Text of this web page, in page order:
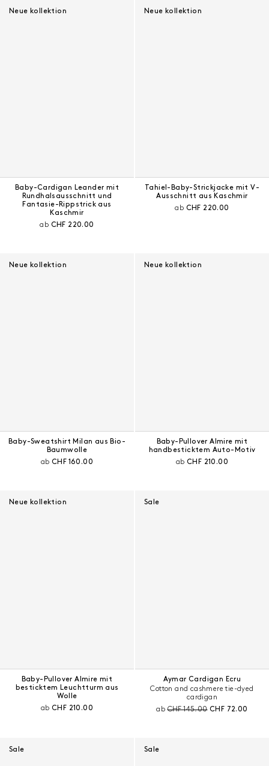
Neue kollektion
Baby-Cardigan Leander mit
Rundhalsausschnitt und
Fantasie-Rippstrick aus
Kaschmir
ab Aktueller Preis:
CHF 220.00
Neue kollektion
Tahiel-Baby-Strickjacke mit V-
Ausschnitt aus Kaschmir
ab Aktueller Preis:
CHF 220.00
Neue kollektion
Baby-Sweatshirt Milan aus Bio-
Baumwolle
abAktueller Preis:
CHF 160.00
Neue kollektion
Baby-Pullover Almire mit
handbesticktem Auto-Motiv
abAktueller Preis:
CHF 210.00
Neue kollektion
Baby-Pullover Almire mit
besticktem Leuchtturm aus
Wolle
abAktueller Preis:
CHF 210.00
Sale
Aymar Cardigan Ecru
Cotton and cashmere tie-dyed
cardigan
abPreis vor Rabatt:
CHF 145.00 Aktueller Preis:
CHF 72.00
Sale Sale